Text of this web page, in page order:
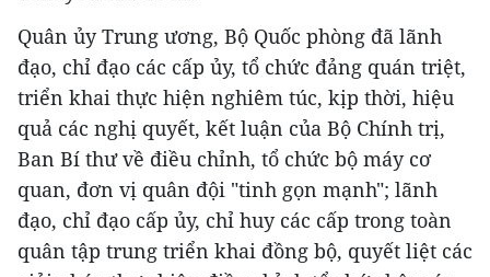
Quân ủy Trung ương, Bộ Quốc phòng đã lãnh
đạo, chỉ đạo các cấp ủy, tổ chức đảng quán triệt,
triển khai thực hiện nghiêm túc, kịp thời, hiệu
quả các nghị quyết, kết luận của Bộ Chính trị,
Ban Bí thư về điều chỉnh, tổ chức bộ máy cơ
quan, đơn vị quân đội "tinh gọn mạnh"; lãnh
đạo, chỉ đạo cấp ủy, chỉ huy các cấp trong toàn
quân tập trung triển khai đồng bộ, quyết liệt các